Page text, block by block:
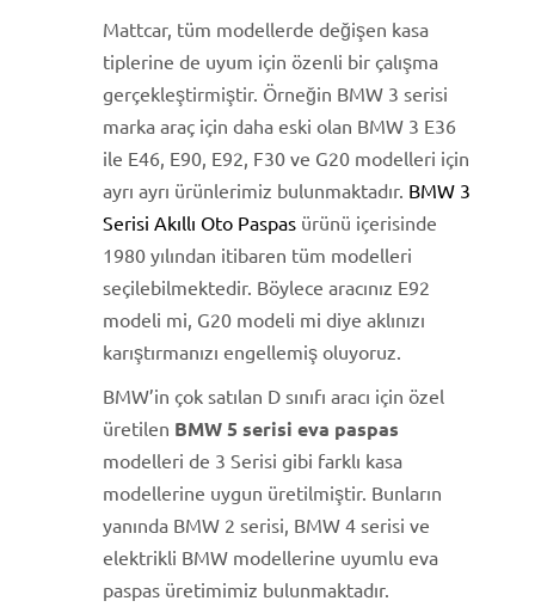
Mattcar, tüm modellerde değişen kasa
tiplerine de uyum için özenli bir çalışma
gerçekleştirmiştir. Örneğin BMW 3 serisi
marka araç için daha eski olan BMW 3 E36
ile E46, E90, E92, F30 ve G20 modelleri için
ayrı ayrı ürünlerimiz bulunmaktadır. BMW 3
Serisi Akıllı Oto Paspas ürünü içerisinde
1980 yılından itibaren tüm modelleri
seçilebilmektedir. Böylece aracınız E92
modeli mi, G20 modeli mi diye aklınızı
karıştırmanızı engellemiş oluyoruz.
BMW’in çok satılan D sınıfı aracı için özel
üretilen BMW 5 serisi eva paspas
modelleri de 3 Serisi gibi farklı kasa
modellerine uygun üretilmiştir. Bunların
yanında BMW 2 serisi, BMW 4 serisi ve
elektrikli BMW modellerine uyumlu eva
paspas üretimimiz bulunmaktadır.